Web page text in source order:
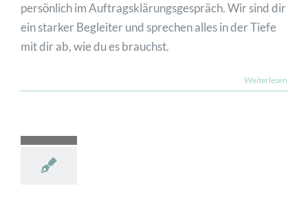
persönlich im Auftragsklärungsgespräch. Wir sind dir
ein starker Begleiter und sprechen alles in der Tiefe
mit dir ab, wie du es brauchst.
Weiterlesen